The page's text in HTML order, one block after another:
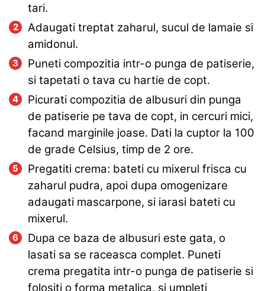
tari.
Adaugati treptat zaharul, sucul de lamaie si
amidonul.
Puneti compozitia intr-o punga de patiserie,
si tapetati o tava cu hartie de copt.
Picurati compozitia de albusuri din punga
de patiserie pe tava de copt, in cercuri mici,
facand marginile joase. Dati la cuptor la 100
de grade Celsius, timp de 2 ore.
Pregatiti crema: bateti cu mixerul frisca cu
zaharul pudra, apoi dupa omogenizare
adaugati mascarpone, si iarasi bateti cu
mixerul.
Dupa ce baza de albusuri este gata, o
lasati sa se raceasca complet. Puneti
crema pregatita intr-o punga de patiserie si
folositi o forma metalica, si umpleti